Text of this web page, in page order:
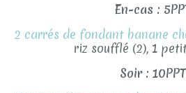
En-cas :
2 carrés de fondant banane
riz soufflé (2), 1
Soir :